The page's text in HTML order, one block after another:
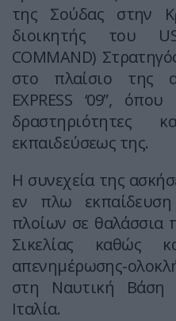
της Σούδας στην
διοικητής του
COMMAND)
στο πλαίσιο της
EXPRESS ‘09”,
δραστηριότητες
εκπαιδεύσεως της.
Η συνεχεία της
εν πλω
πλοίων σε θαλάσσια
Σικελίας καθώς
απενημέρωσης-
στη Ναυτική Βάση
Ιταλία.